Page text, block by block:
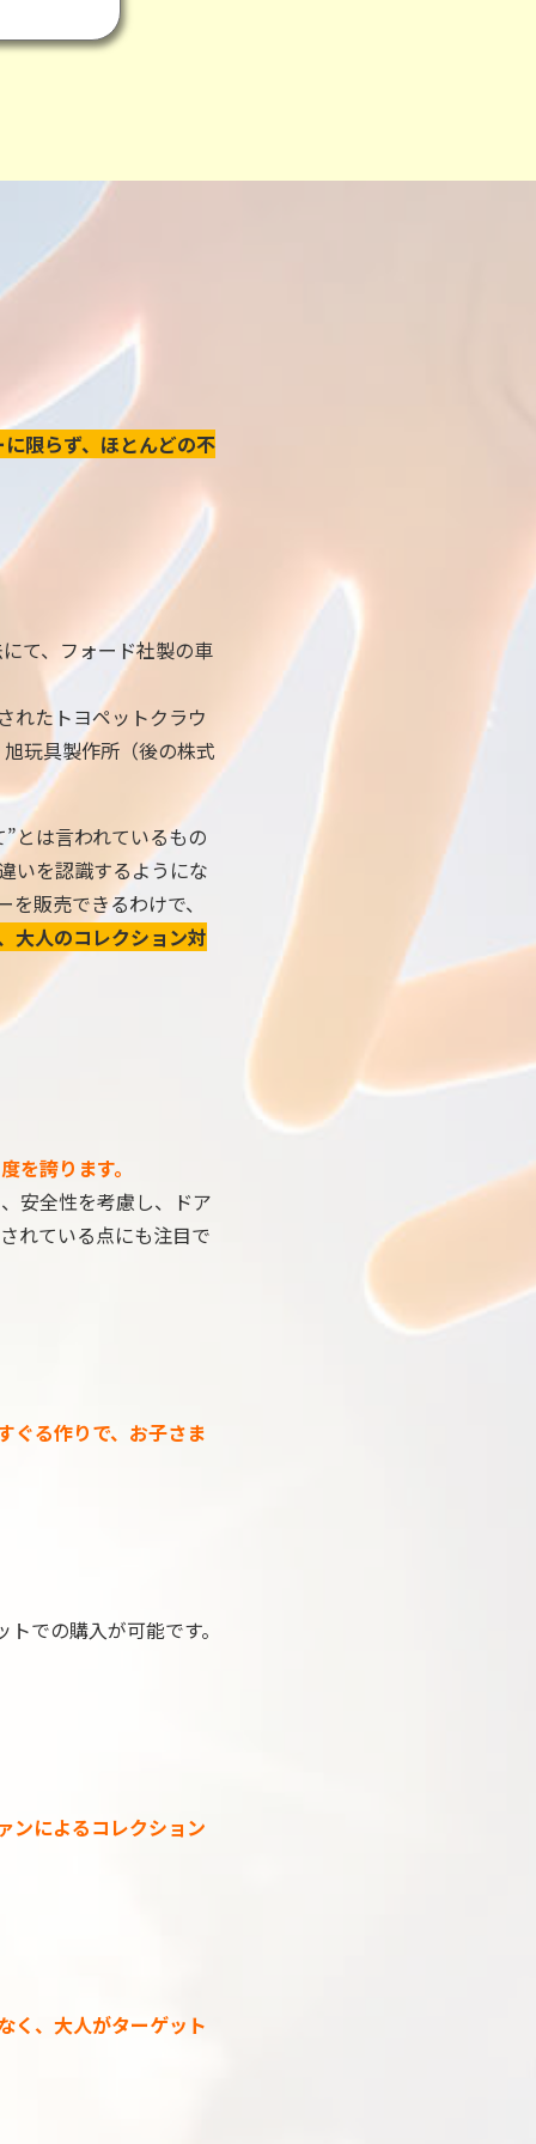
限らず、ほとんどの不
て、フォード社製の車
れたトヨペットクラウ
玩具製作所（後の株式
とは言われているもの
いを認識するようにな
販売できるわけで、
大人のコレクション対
を誇ります。
安全性を考慮し、ドア
れている点にも注目で
る作りで、 お子さま
での購入が可能です。
ンによるコレクション
く、大人がターゲット